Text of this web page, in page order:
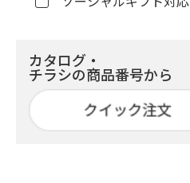
カタログ・
チラシの商品番号から